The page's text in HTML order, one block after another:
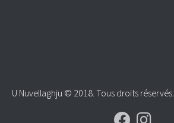
U Nuvellaghju © 2018. Tous droits réservés.